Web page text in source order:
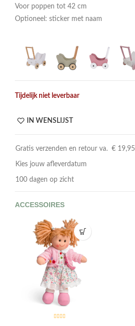
Voor poppen tot 42 cm
Optioneel: sticker met naam
Tijdelijk niet leverbaar
IN WENSLIJST
Gratis verzenden en retour va. € 19,95
Kies jouw afleverdatum
100 dagen op zicht
ACCESSOIRES